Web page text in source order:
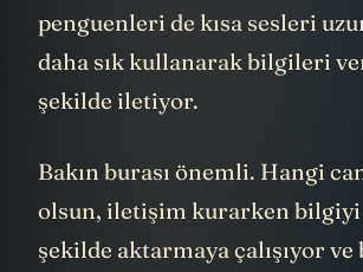
penguenleri de kısa sesleri
daha sık kullanarak bilgileri
şekilde iletiyor.
Bakın burası önemli. Hangi
olsun, iletişim kurarken
şekilde aktarmaya çalışıyor